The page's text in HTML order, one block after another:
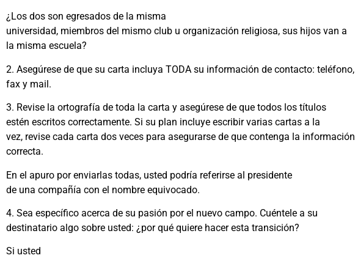
¿Los dos son egresados de la misma
universidad, miembros del mismo club u organización religiosa, sus hijos van a
la misma escuela?
2. Asegúrese de que su carta incluya TODA su información de contacto: teléfono,
fax y mail.
3. Revise la ortografía de toda la carta y asegúrese de que todos los títulos
estén escritos correctamente. Si su plan incluye escribir varias cartas a la
vez, revise cada carta dos veces para asegurarse de que contenga la información
correcta.
En el apuro por enviarlas todas, usted podría referirse al presidente
de una compañía con el nombre equivocado.
4. Sea específico acerca de su pasión por el nuevo campo. Cuéntele a su
destinatario algo sobre usted: ¿por qué quiere hacer esta transición?
Si usted